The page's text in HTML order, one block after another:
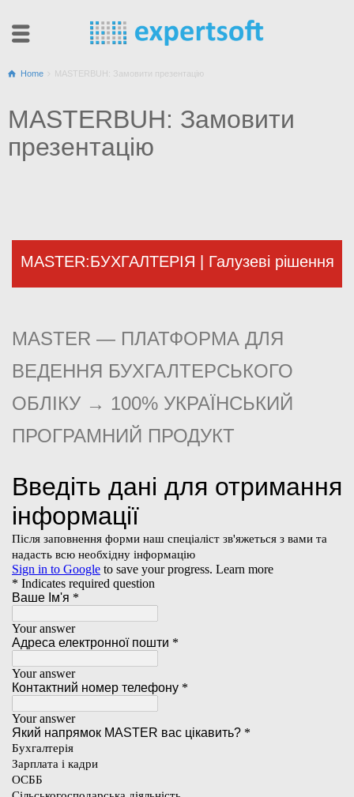
Home MASTERBUH: Замовити презентацію
MASTERBUH: Замовити
презентацію
MASTER:БУХГАЛТЕРІЯ | Галузеві рішення
MASTER — ПЛАТФОРМА ДЛЯ
ВЕДЕННЯ БУХГАЛТЕРСЬКОГО
ОБЛІКУ → 100% УКРАЇНСЬКИЙ
ПРОГРАМНИЙ ПРОДУКТ